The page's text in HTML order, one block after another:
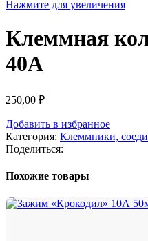
Нажмите для увеличения
Клеммная
40А
250,00 ₽
Добавить в избранное
Категория: Клеммники,
Поделиться:
Похожие товары